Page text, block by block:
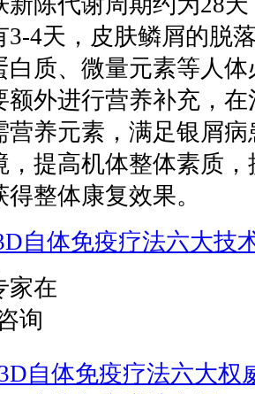
3-4天，皮肤鳞屑的脱
白质、微量元素等人
额外进行营养补充，
营养元素，满足银屑
，提高机体整体素质
整体康复效果。
自体免疫疗法六大技
自体免疫疗法六大权